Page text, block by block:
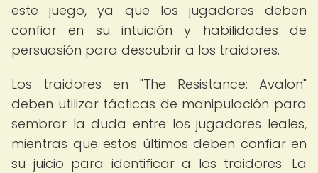
este juego, ya que los jugadores deben
confiar en su intuición y habilidades de
persuasión para descubrir a los traidores.
Los traidores en "The Resistance: Avalon"
deben utilizar tácticas de manipulación para
sembrar la duda entre los jugadores leales,
mientras que estos últimos deben confiar en
su juicio para identificar a los traidores. La